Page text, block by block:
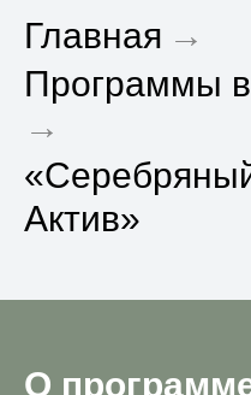
Главная →
Программы
→
Актив»
О